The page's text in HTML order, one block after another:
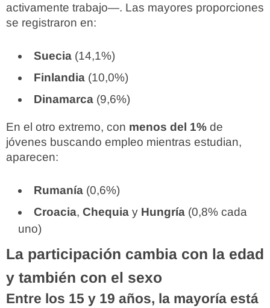
activamente trabajo—. Las mayores proporciones
se registraron en:
Suecia (14,1%)
Finlandia (10,0%)
Dinamarca (9,6%)
En el otro extremo, con menos del 1% de
jóvenes buscando empleo mientras estudian,
aparecen:
Rumanía (0,6%)
Croacia, Chequia y Hungría (0,8% cada
uno)
La participación cambia con la edad
y también con el sexo
Entre los 15 y 19 años, la mayoría está